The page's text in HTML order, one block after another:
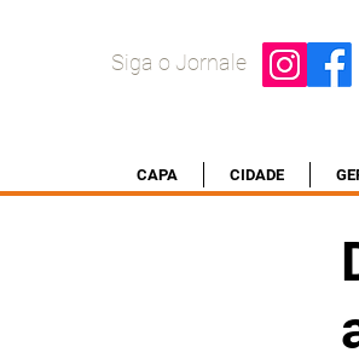
Siga o Jornale
CAPA CIDADE